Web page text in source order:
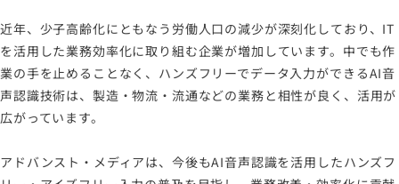
近年、少子高齢化にともなう労働人口の減少が深刻化しており、IT
を活用した業務効率化に取り組む企業が増加しています。中でも作
業の手を止めることなく、ハンズフリーでデータ入力ができるAI音
声認識技術は、製造・物流・流通などの業務と相性が良く、活用が
広がっています。
アドバンスト・メディアは、今後もAI音声認識を活用したハンズフ